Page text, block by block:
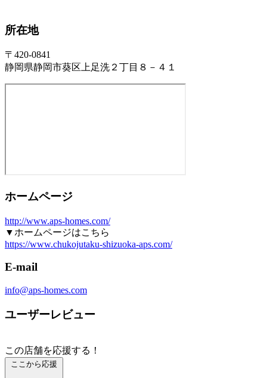
所在地
〒420-0841
静岡県静岡市葵区上足洗２丁目８－４１
ホームページ
http://www.aps-homes.com/
▼ホームページはこちら
https://www.chukojutaku-shizuoka-aps.com/
E-mail
info@aps-homes.com
ユーザーレビュー
この店舗を応援する！
ここから応援